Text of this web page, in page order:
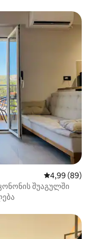
საშუალო
4,99 (89)
შუაგულში